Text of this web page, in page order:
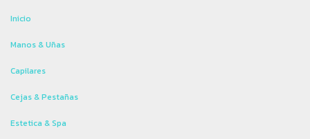
Inicio
Manos & Uñas
Capilares
Cejas & Pestañas
Estetica & Spa